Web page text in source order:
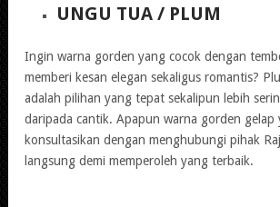
UNGU TUA / PLUM
Ingin warna gorden yang cocok dengan
memberi kesan elegan sekaligus romantis?
adalah pilihan yang tepat sekalipun lebih
daripada cantik. Apapun warna gorden gelap
konsultasikan dengan menghubungi pihak
langsung demi memperoleh yang terbaik.